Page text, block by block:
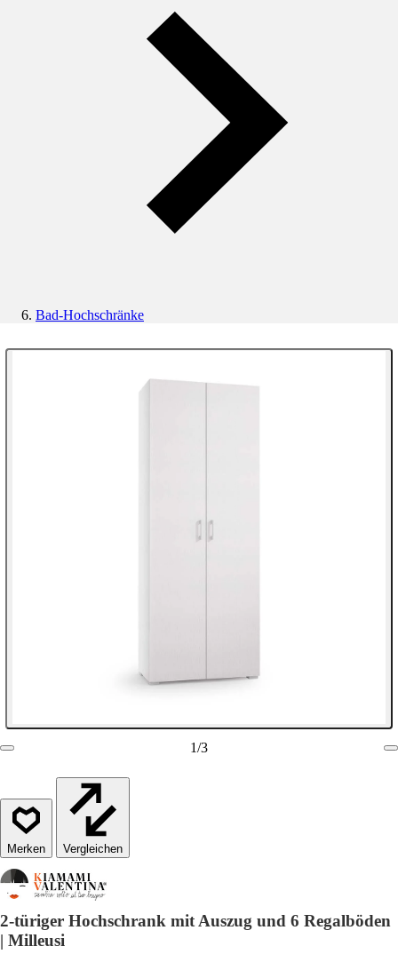
Bad-Hochschränke
1/3
Vergleichen
2-türiger Hochschrank mit Auszug und 6 Regalböden
| Milleusi